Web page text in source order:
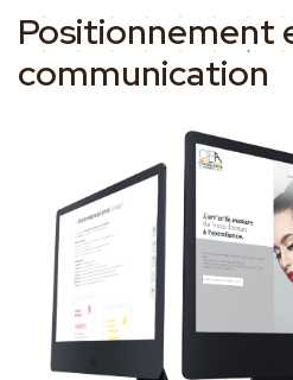
Positionnement
communication